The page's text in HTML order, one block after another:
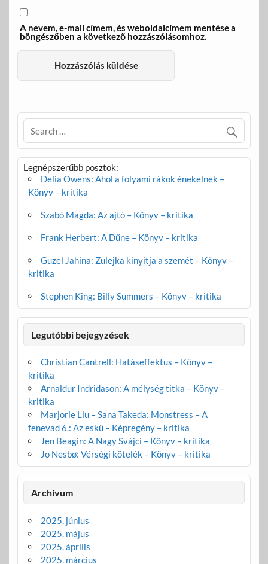
A nevem, e-mail címem, és weboldalcímem mentése a
böngészőben a következő hozzászólásomhoz.
Legnépszerűbb posztok:
Delia Owens: Ahol a folyami rákok énekelnek –
Könyv – kritika
Szabó Magda: Az ajtó – Könyv – kritika
Frank Herbert: A Dűne – Könyv – kritika
Guzel Jahina: Zulejka kinyitja a szemét – Könyv –
kritika
Stephen King: Billy Summers – Könyv – kritika
Legutóbbi bejegyzések
Christian Cantrell: Hatáseffektus – Könyv –
kritika
Arnaldur Indridason: A mélység titka – Könyv –
kritika
Marjorie Liu – Sana Takeda: Monstress – A
fenevad 6.: Az eskü – Képregény – kritika
Jen Beagin: A Nagy Svájci – Könyv – kritika
Jo Nesbø: Vérségi kötelék – Könyv – kritika
Archívum
2025. június
2025. május
2025. április
2025. március